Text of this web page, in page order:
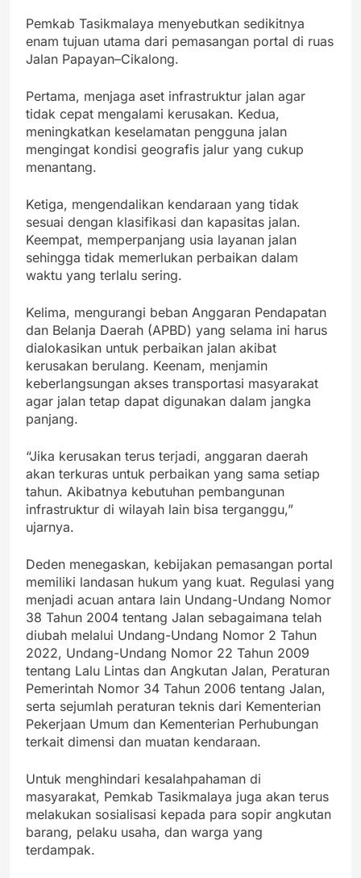
Pemkab Tasikmalaya menyebutkan sedikitnya
enam tujuan utama dari pemasangan portal di ruas
Jalan Papayan–Cikalong.
Pertama, menjaga aset infrastruktur jalan agar
tidak cepat mengalami kerusakan. Kedua,
meningkatkan keselamatan pengguna jalan
mengingat kondisi geografis jalur yang cukup
menantang.
Ketiga, mengendalikan kendaraan yang tidak
sesuai dengan klasifikasi dan kapasitas jalan.
Keempat, memperpanjang usia layanan jalan
sehingga tidak memerlukan perbaikan dalam
waktu yang terlalu sering.
Kelima, mengurangi beban Anggaran Pendapatan
dan Belanja Daerah (APBD) yang selama ini harus
dialokasikan untuk perbaikan jalan akibat
kerusakan berulang. Keenam, menjamin
keberlangsungan akses transportasi masyarakat
agar jalan tetap dapat digunakan dalam jangka
panjang.
“Jika kerusakan terus terjadi, anggaran daerah
akan terkuras untuk perbaikan yang sama setiap
tahun. Akibatnya kebutuhan pembangunan
infrastruktur di wilayah lain bisa terganggu,”
ujarnya.
Deden menegaskan, kebijakan pemasangan portal
memiliki landasan hukum yang kuat. Regulasi yang
menjadi acuan antara lain Undang-Undang Nomor
38 Tahun 2004 tentang Jalan sebagaimana telah
diubah melalui Undang-Undang Nomor 2 Tahun
2022, Undang-Undang Nomor 22 Tahun 2009
tentang Lalu Lintas dan Angkutan Jalan, Peraturan
Pemerintah Nomor 34 Tahun 2006 tentang Jalan,
serta sejumlah peraturan teknis dari Kementerian
Pekerjaan Umum dan Kementerian Perhubungan
terkait dimensi dan muatan kendaraan.
Untuk menghindari kesalahpahaman di
masyarakat, Pemkab Tasikmalaya juga akan terus
melakukan sosialisasi kepada para sopir angkutan
barang, pelaku usaha, dan warga yang
terdampak.